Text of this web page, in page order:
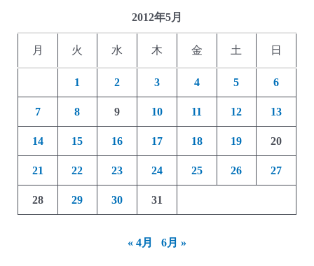
2012年5月
月 火 水 木 金 土 日
1 2 3 4 5 6
7 8 9 10 11 12 13
14 15 16 17 18 19 20
21 22 23 24 25 26 27
28 29 30 31
« 4月 6月 »